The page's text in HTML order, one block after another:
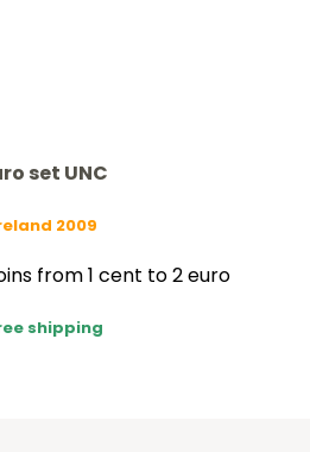
set UNC
2009
from 1 cent to 2 euro
shipping